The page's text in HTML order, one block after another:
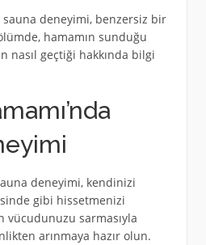
sauna deneyimi, benzersiz bir
hamamın sunduğu
nasıl geçtiği hakkında bilgi
deneyimi, kendinizi
gibi hissetmenizi
vücudunuzu sarmasıyla
arınmaya hazır olun.